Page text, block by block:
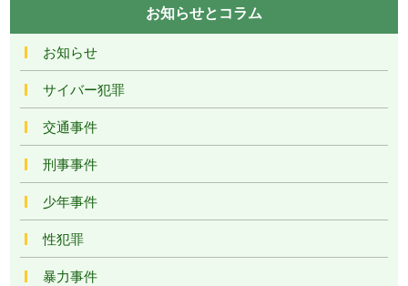
お知らせとコラム
お知らせ
サイバー犯罪
交通事件
刑事事件
少年事件
性犯罪
暴力事件